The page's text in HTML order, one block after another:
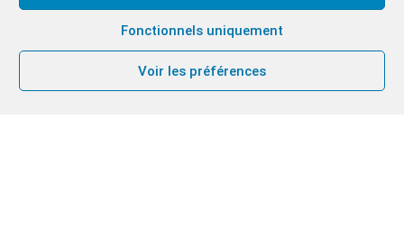
Fonctionnels uniquement
Voir les préférences